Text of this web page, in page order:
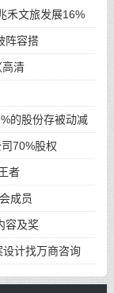
禾文旅发展16%
阵容搭
清
的股份存被动减
70%股权
者
成员
容及奖
计找万商咨询